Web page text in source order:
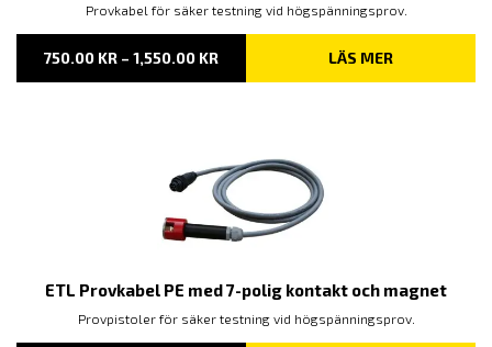
Provkabel för säker testning vid högspänningsprov.
750.00 KR – 1,550.00 KRPRISINTERVALL:
TILL
LÄS MER
ETL Provkabel PE med 7-polig kontakt och magnet
Provpistoler för säker testning vid högspänningsprov.